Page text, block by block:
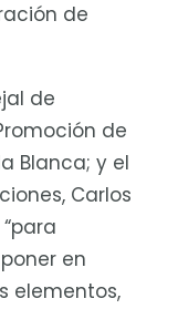
de
de
de
Blanca; y el
Carlos
en
elementos,